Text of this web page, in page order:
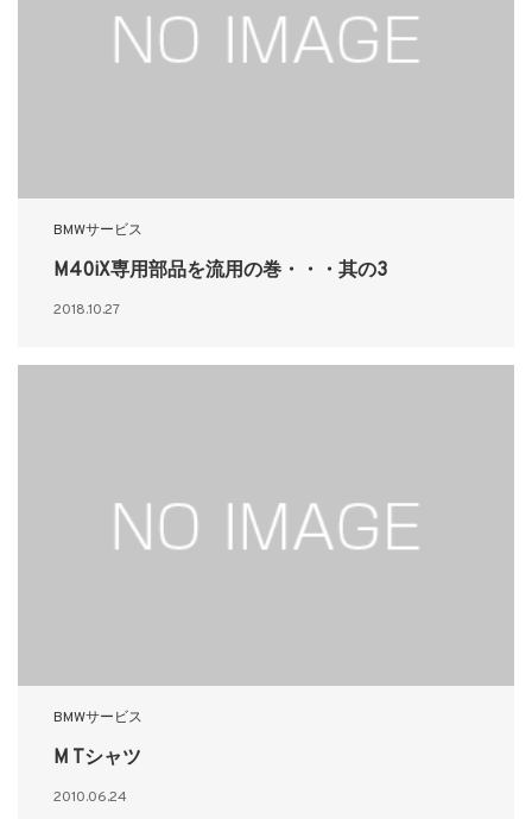
BMWサービス
M40iX専用部品を流用の巻・・・其の3
2018.10.27
BMWサービス
M Tシャツ
2010.06.24